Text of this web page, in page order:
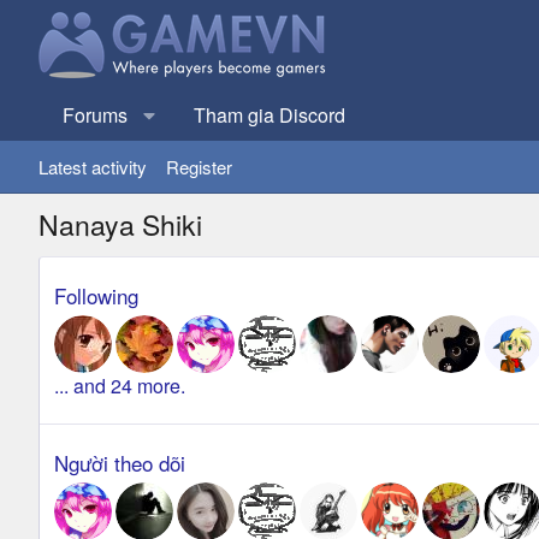
Forums Tham gia Discord
Latest activity Register
Nanaya Shiki
Following
... and 24 more.
Người theo dõi